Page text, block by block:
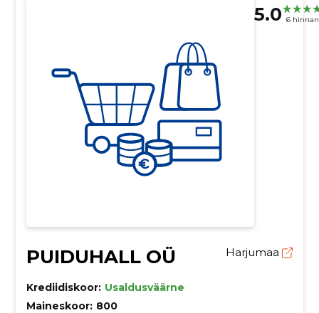
5.0 6
PUIDUHALL OÜ Harjumaa
Krediidiskoor: Usaldusväärne
Maineskoor: 800